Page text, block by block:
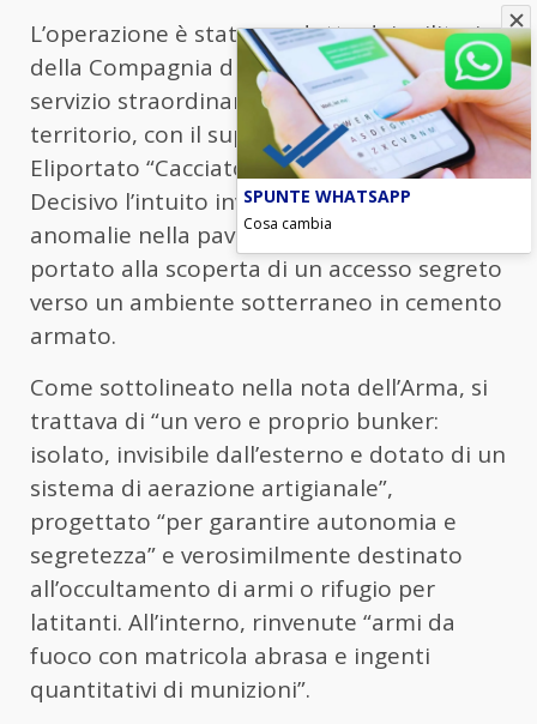
L’operazione è stata condotta dai militari
della Compagnia di Palmi durante un
servizio straordinario di controllo del
territorio, con il supporto dello Squadrone
Eliportato “Cacciatori” di Vibo Valentia.
Decisivo l’intuito investigativo: alcune
anomalie nella pavimentazione hanno
portato alla scoperta di un accesso segreto
verso un ambiente sotterraneo in cemento
armato.
Come sottolineato nella nota dell’Arma, si
trattava di “un vero e proprio bunker:
isolato, invisibile dall’esterno e dotato di un
sistema di aerazione artigianale”,
progettato “per garantire autonomia e
segretezza” e verosimilmente destinato
all’occultamento di armi o rifugio per
latitanti. All’interno, rinvenute “armi da
fuoco con matricola abrasa e ingenti
quantitativi di munizioni”.
SPUNTE WHATSAPP
Cosa cambia